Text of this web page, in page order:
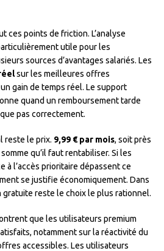
ces points de friction. L’analyse
utile pour les
sources d’avantages salariés. Les
sur les meilleures offres
gain de temps réel. Le support
quand un remboursement tarde
pas correctement.
reste le prix. 9,99 € par mois, soit près
qu’il faut rentabiliser. Si les
à l’accès prioritaire dépassent ce
se justifie économiquement. Dans
gratuite reste le choix le plus rationnel.
que les utilisateurs premium
notamment sur la réactivité du
accessibles. Les utilisateurs